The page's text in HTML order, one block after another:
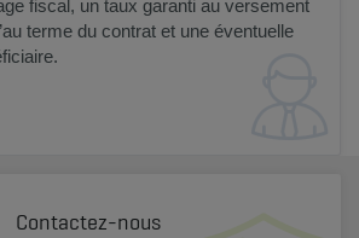
fiscal, un taux garanti au versement
terme du contrat et une éventuelle
Contactez-nous